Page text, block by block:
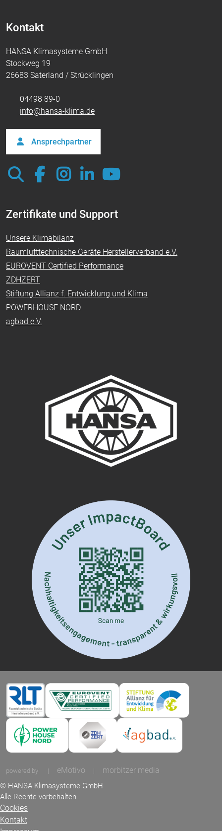
Kontakt
HANSA Klimasysteme GmbH
Stockweg 19
26683 Saterland / Strücklingen
04498 89-0
info@hansa-klima.de
Ansprechpartner
Zertifikate und Support
Unsere Klimabilanz
Raumlufttechnische Geräte Herstellerverband e.V.
EUROVENT Certified Performance
ZDHZERT
Stiftung Allianz f. Entwicklung und Klima
POWERHOUSE NORD
agbad e.V.
powered by | eMotivo | morbitzer media
© HANSA Klimasysteme GmbH
Alle Rechte vorbehalten
Cookies
Kontakt